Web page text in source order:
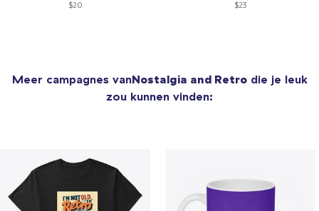
$20 $23
Meer campagnes vanNostalgia and Retrodie je leuk
zou kunnen vinden: